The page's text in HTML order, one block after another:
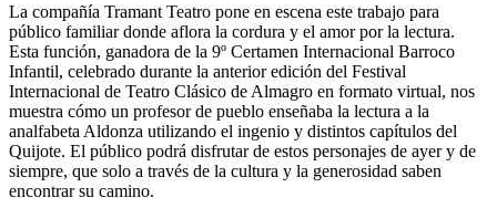
La compañía Tramant Teatro pone en escena este trabajo para
público familiar donde aflora la cordura y el amor por la lectura.
Esta función, ganadora de la 9º Certamen Internacional Barroco
Infantil, celebrado durante la anterior edición del Festival
Internacional de Teatro Clásico de Almagro en formato virtual, nos
muestra cómo un profesor de pueblo enseñaba la lectura a la
analfabeta Aldonza utilizando el ingenio y distintos capítulos del
Quijote. El público podrá disfrutar de estos personajes de ayer y de
siempre, que solo a través de la cultura y la generosidad saben
encontrar su camino.